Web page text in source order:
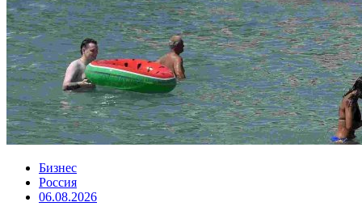
Бизнес
Россия
06.08.2026